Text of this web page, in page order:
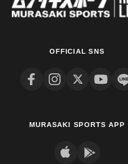
OFFICIAL SNS
MURASAKI SPORTS APP